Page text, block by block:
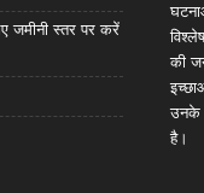
जमीनी स्तर पर करें
की
उनके
है।